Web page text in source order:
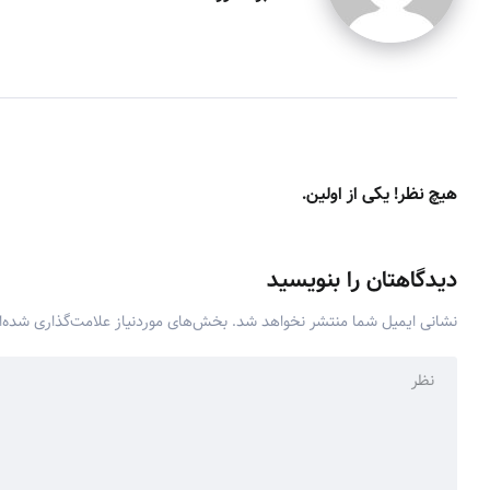
هیچ نظر! یکی از اولین.
دیدگاهتان را بنویسید
نشانی ایمیل شما منتشر نخواهد شد. بخش‌های موردنیاز علامت‌گذاری